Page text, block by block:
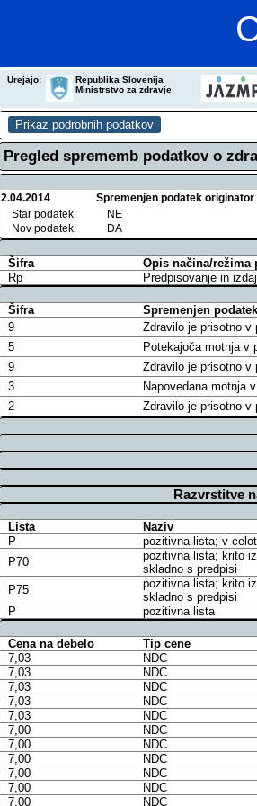
Urejajo:
Republika Slovenija
Ministrstvo za zdravje
Pregled sprememb podatkov o
2.04.2014
Spremenjen podatek originator
Star podatek:
NE
Nov podatek:
DA
Šifra
Opis načina/režima
Rp
Predpisovanje in
Šifra
Spremenjen
9
Zdravilo je prisotno v
5
Potekajoča motnja v
9
Zdravilo je prisotno v
3
Napovedana motnja
2
Zdravilo je prisotno v
Razvrstitve
Lista
Naziv
P
pozitivna lista; v
P70
pozitivna lista; krito
skladno s predpisi
P75
pozitivna lista; krito
skladno s predpisi
P
pozitivna lista
Cena na debelo
Tip cene
7,03
NDC
7,03
NDC
7,03
NDC
7,03
NDC
7,03
NDC
7,00
NDC
7,00
NDC
7,00
NDC
7,00
NDC
7,00
NDC
7,00
NDC